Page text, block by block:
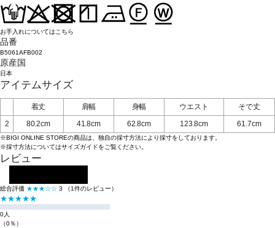
お手入れについてはこちら
品番
B5061AFB002
原産国
日本
アイテムサイズ
着丈 肩幅 身幅 ウエスト
そで丈
2
80.2cm 41.8cm 62.8cm 123.8cm 61.7cm
※BIGI ONLINE STOREの商品は、独自の採寸方法により採寸をしております。
※採寸方法についてはサイズガイドをご覧ください。
レビュー
総合評価 ★★★☆☆ 3 （1件のレビュー）
★★★★★
0人
（0％）